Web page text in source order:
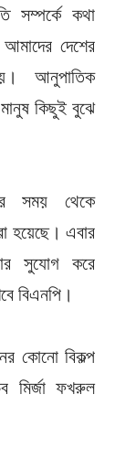
সম্পর্কে কথা
দেশের
আনুপাতিক
কিছুই বুঝে
সময় থেকে
হয়েছে। এবার
সুযোগ করে
বিএনপি।
কোনো বিকল্প
মির্জা ফখরুল